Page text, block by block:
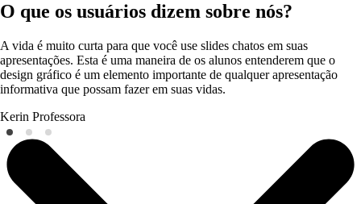
O que os usuários dizem sobre nós?
A vida é muito curta para que você use slides chatos em suas
apresentações. Esta é uma maneira de os alunos entenderem que o
design gráfico é um elemento importante de qualquer apresentação
informativa que possam fazer em suas vidas.
Kerin Professora